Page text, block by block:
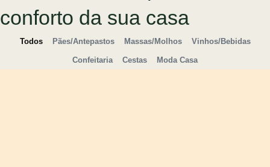
conforto da sua casa
Pães/Antepastos Massas/Molhos Vinhos/Bebidas
Confeitaria Cestas Moda Casa
Todos